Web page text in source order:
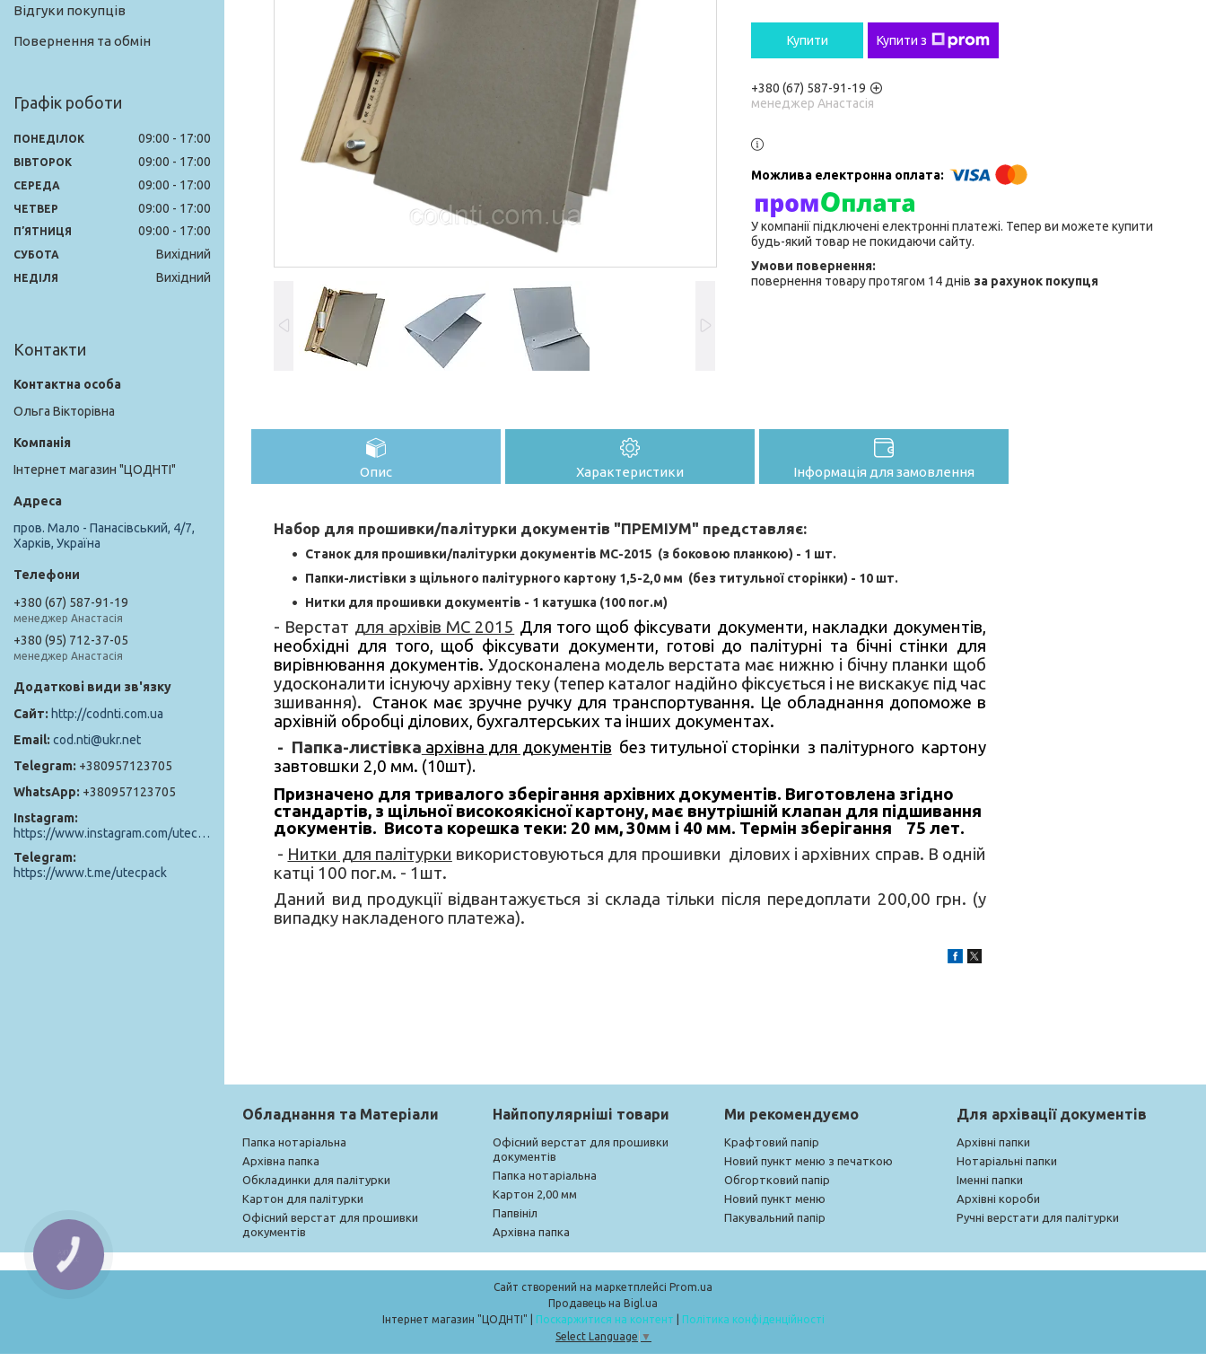
Купити Купити з
+380 (67) 587-91-19
менеджер Анастасія
У компанії підключені електронні платежі. Тепер ви можете купити
будь-який товар не покидаючи сайту.
повернення товару протягом 14 днів за рахунок покупця
Опис Характеристики Інформація для замовлення
Набор для прошивки/палітурки документів "ПРЕМІУМ" представляє:
Станок для прошивки/палітурки документів МС-2015 (з боковою планкою) - 1 шт.
Папки-листівки з щільного палітурного картону 1,5-2,0 мм (без титульної сторінки) - 10 шт.
Нитки для прошивки документів - 1 катушка (100 пог.м)
- Верстат для архівів МС 2015 Для того щоб фіксувати документи, накладки документів,
необхідні для того, щоб фіксувати документи, готові до палітурні та бічні стінки для
вирівнювання документів. Удосконалена модель верстата має нижню і бічну планки щоб
удосконалити існуючу архівну теку (тепер каталог надійно фіксується і не вискакує під час
зшивання).
Станок має зручне ручку для транспортування. Це обладнання допоможе в
архівній обробці ділових, бухгалтерських та інших документах.
- Папка-листівка архівна для документів без титульної сторінки з палітурного картону
завтовшки 2,0 мм. (10шт).
Призначено для тривалого зберігання архівних документів. Виготовлена згідно
стандартів, з щільної високоякісної картону, має внутрішній клапан для підшивання
документів. Висота корешка теки: 20 мм, 30мм і 40 мм. Термін зберігання 75 лет.
- Нитки для палітурки використовуються для прошивки ділових і архівних справ. В одній
катці 100 пог.м. - 1шт.
Даний вид продукції відвантажується зі склада тільки після передоплати 200,00 грн. (у
випадку накладеного платежа).
Відгуки покупців
Повернення та обмін
Графік роботи
ПОНЕДІЛОК 09:00 17:00
ВІВТОРОК 09:00 17:00
СЕРЕДА 09:00 17:00
ЧЕТВЕР 09:00 17:00
ПʼЯТНИЦЯ 09:00 17:00
СУБОТА Вихідний
НЕДІЛЯ Вихідний
Контакти
Ольга Вікторівна
Інтернет магазин "ЦОДНТІ"
пров. Мало - Панасівський, 4/7,
Харків, Україна
+380 (67) 587-91-19
менеджер Анастасія
+380 (95) 712-37-05
менеджер Анастасія
http://codnti.com.ua
cod.nti@ukr.net
+380957123705
+380957123705
Instagram
https://www.instagram.com/utec_pack/
Telegram
https://www.t.me/utecpack
Обладнання та Матеріали
Папка нотаріальна
Архівна папка
Обкладинки для палітурки
Картон для палітурки
Офісний верстат для прошивки
документів
Найпопулярніші товари
Офісний верстат для прошивки
документів
Папка нотаріальна
Картон 2,00 мм
Папвініл
Архівна папка
Ми рекомендуємо
Крафтовий папір
Новий пункт меню з печаткою
Обгортковий папір
Новий пункт меню
Пакувальний папір
Для архівації документів
Архівні папки
Нотаріальні папки
Іменні папки
Архівні короби
Ручні верстати для палітурки
Сайт створений на маркетплейсі Prom.ua
Продавець на Bigl.ua
Поскаржитися на контент
Політика конфіденційності
Select Language ▼
КНОПКА
ЗВ'ЯЗКУ